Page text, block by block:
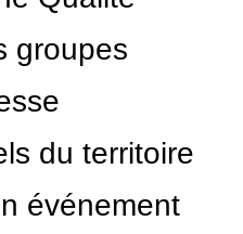
groupes
du territoire
événement